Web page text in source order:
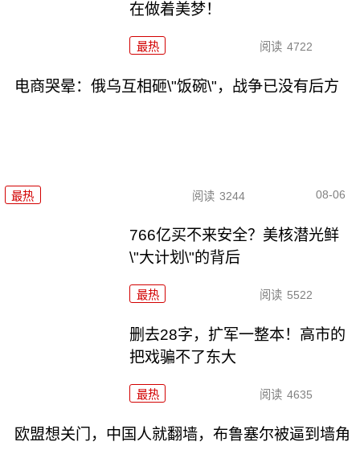
在做着美梦！
最热 阅读 4722
电商哭晕：俄乌互相砸\"饭碗\"，战争已没有后方
最热 阅读 3244 08-06
766亿买不来安全？美核潜光鲜
\"大计划\"的背后
最热 阅读 5522
删去28字，扩军一整本！高市的
把戏骗不了东大
最热 阅读 4635
欧盟想关门，中国人就翻墙，布鲁塞尔被逼到墙角